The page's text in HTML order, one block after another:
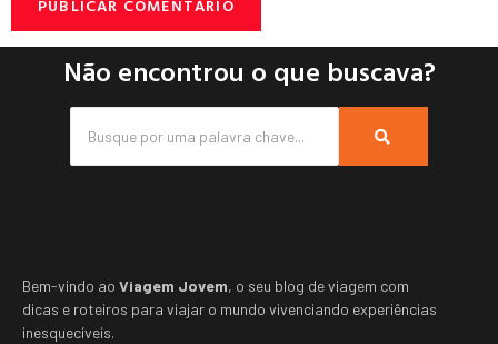
Não encontrou o que buscava?
Bem-vindo ao Viagem Jovem, o seu blog de viagem com
dicas e roteiros para viajar o mundo vivenciando experiências
inesquecíveis.